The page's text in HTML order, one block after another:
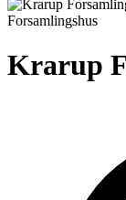
Forsamlingshus
Krarup